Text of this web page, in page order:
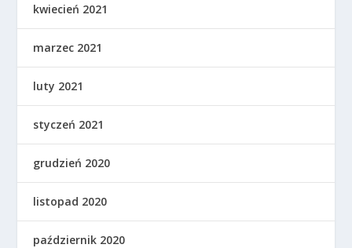
kwiecień 2021
marzec 2021
luty 2021
styczeń 2021
grudzień 2020
listopad 2020
październik 2020